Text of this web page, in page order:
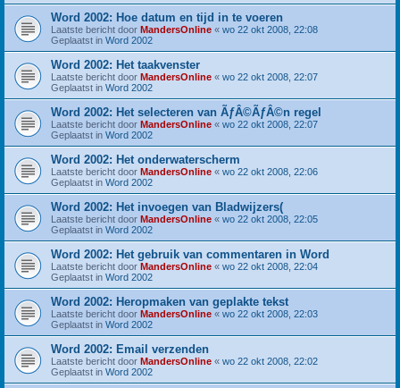
Word 2002: Hoe datum en tijd in te voeren
Laatste bericht door MandersOnline « wo 22 okt 2008, 22:08
Geplaatst in Word 2002
Word 2002: Het taakvenster
Laatste bericht door MandersOnline « wo 22 okt 2008, 22:07
Geplaatst in Word 2002
Word 2002: Het selecteren van ÃƒÂ©ÃƒÂ©n regel
Laatste bericht door MandersOnline « wo 22 okt 2008, 22:07
Geplaatst in Word 2002
Word 2002: Het onderwaterscherm
Laatste bericht door MandersOnline « wo 22 okt 2008, 22:06
Geplaatst in Word 2002
Word 2002: Het invoegen van Bladwijzers(
Laatste bericht door MandersOnline « wo 22 okt 2008, 22:05
Geplaatst in Word 2002
Word 2002: Het gebruik van commentaren in Word
Laatste bericht door MandersOnline « wo 22 okt 2008, 22:04
Geplaatst in Word 2002
Word 2002: Heropmaken van geplakte tekst
Laatste bericht door MandersOnline « wo 22 okt 2008, 22:03
Geplaatst in Word 2002
Word 2002: Email verzenden
Laatste bericht door MandersOnline « wo 22 okt 2008, 22:02
Geplaatst in Word 2002